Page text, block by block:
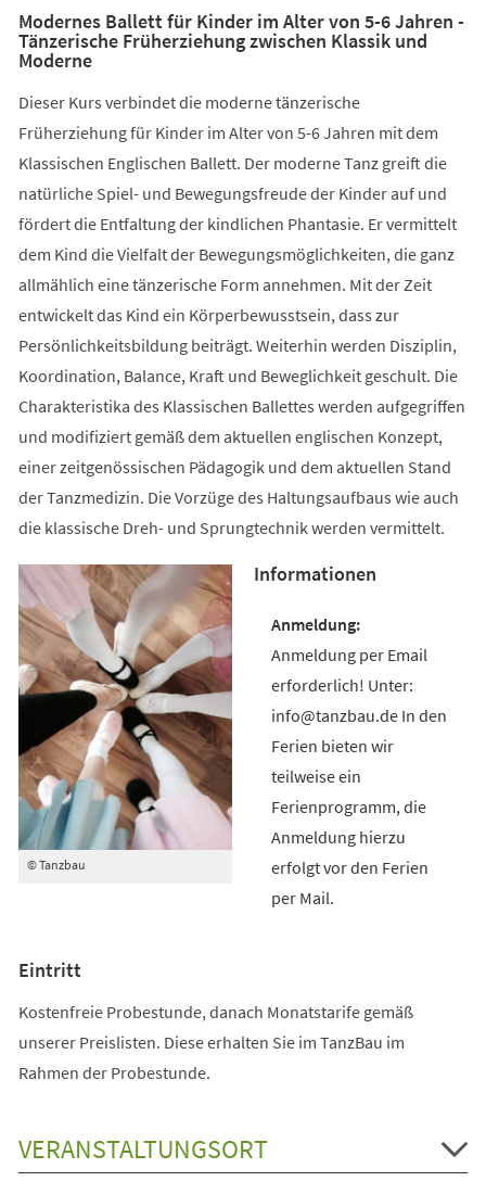
Modernes Ballett für Kinder im Alter von 5-6 Jahren -
Tänzerische Früherziehung zwischen Klassik und
Moderne
Dieser Kurs verbindet die moderne tänzerische
Früherziehung für Kinder im Alter von 5-6 Jahren mit dem
Klassischen Englischen Ballett. Der moderne Tanz greift die
natürliche Spiel- und Bewegungsfreude der Kinder auf und
fördert die Entfaltung der kindlichen Phantasie. Er vermittelt
dem Kind die Vielfalt der Bewegungsmöglichkeiten, die ganz
allmählich eine tänzerische Form annehmen. Mit der Zeit
entwickelt das Kind ein Körperbewusstsein, dass zur
Persönlichkeitsbildung beiträgt. Weiterhin werden Disziplin,
Koordination, Balance, Kraft und Beweglichkeit geschult. Die
Charakteristika des Klassischen Ballettes werden aufgegriffen
und modifiziert gemäß dem aktuellen englischen Konzept,
einer zeitgenössischen Pädagogik und dem aktuellen Stand
der Tanzmedizin. Die Vorzüge des Haltungsaufbaus wie auch
die klassische Dreh- und Sprungtechnik werden vermittelt.
© Tanzbau
Informationen
Anmeldung per Email
erforderlich! Unter:
info@tanzbau.de In den
Ferien bieten wir
teilweise ein
Ferienprogramm, die
Anmeldung hierzu
erfolgt vor den Ferien
per Mail.
Eintritt
Kostenfreie Probestunde, danach Monatstarife gemäß
unserer Preislisten. Diese erhalten Sie im TanzBau im
Rahmen der Probestunde.
VERANSTALTUNGSORT